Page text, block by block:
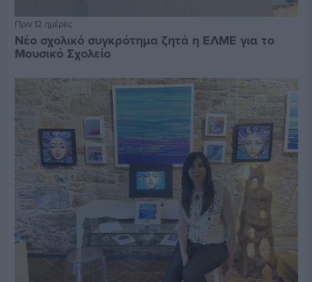
Πριν 12 ημέρες
Νέο σχολικό συγκρότημα ζητά η ΕΛΜΕ για το
Μουσικό Σχολείο